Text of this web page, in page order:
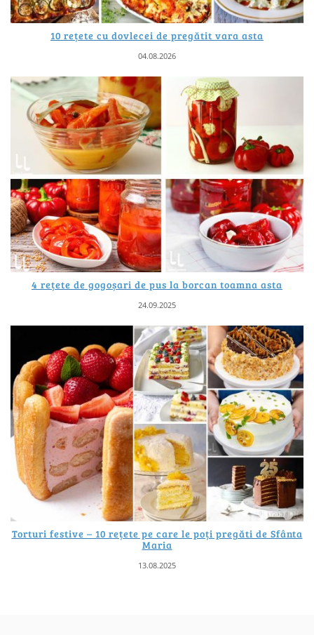
10 rețete cu dovlecei de pregătit vara asta
04.08.2026
4 rețete de gogoșari de pus la borcan toamna asta
24.09.2025
Torturi festive – 10 rețete pe care le poți pregăti de Sfânta
Maria
13.08.2025